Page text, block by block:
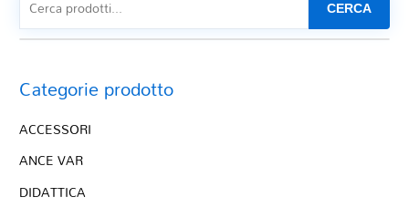
CERCA
Categorie prodotto
ACCESSORI
ANCE VAR
DIDATTICA